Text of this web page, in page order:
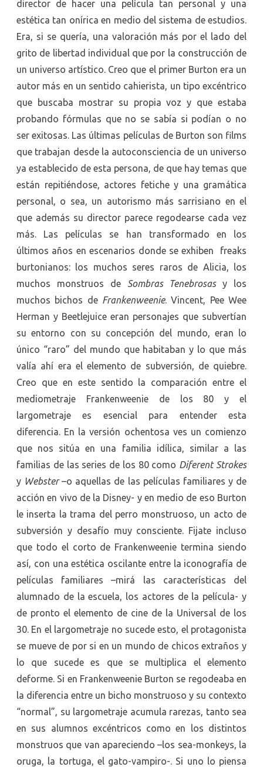
director de hacer una película tan personal y una
estética tan onírica en medio del sistema de estudios.
Era, si se quería, una valoración más por el lado del
grito de libertad individual que por la construcción de
un universo artístico. Creo que el primer Burton era un
autor más en un sentido cahierista, un tipo excéntrico
que buscaba mostrar su propia voz y que estaba
probando fórmulas que no se sabía si podían o no
ser exitosas. Las últimas películas de Burton son films
que trabajan desde la autoconsciencia de un universo
ya establecido de esta persona, de que hay temas que
están repitiéndose, actores fetiche y una gramática
personal, o sea, un autorismo más sarrisiano en el
que además su director parece regodearse cada vez
más. Las películas se han transformado en los
últimos años en escenarios donde se exhiben freaks
burtonianos: los muchos seres raros de Alicia, los
muchos monstruos de Sombras Tenebrosasy los
muchos bichos de Frankenweenie. Vincent, Pee Wee
Herman y Beetlejuice eran personajes que subvertían
su entorno con su concepción del mundo, eran lo
único “raro” del mundo que habitaban y lo que más
valía ahí era el elemento de subversión, de quiebre.
Creo que en este sentido la comparación entre el
mediometraje Frankenweenie de los 80 y el
largometraje es esencial para entender esta
diferencia. En la versión ochentosa ves un comienzo
que nos sitúa en una familia idílica, similar a las
familias de las series de los 80 como Diferent Strokes
y Webster–o aquellas de las películas familiares y de
acción en vivo de la Disney- y en medio de eso Burton
le inserta la trama del perro monstruoso, un acto de
subversión y desafío muy consciente. Fijate incluso
que todo el corto de Frankenweenie termina siendo
así, con una estética oscilante entre la iconografía de
películas familiares –mirá las características del
alumnado de la escuela, los actores de la película- y
de pronto el elemento de cine de la Universal de los
30. En el largometraje no sucede esto, el protagonista
se mueve de por si en un mundo de chicos extraños y
lo que sucede es que se multiplica el elemento
deforme. Si en Frankenweenie Burton se regodeaba en
la diferencia entre un bicho monstruoso y su contexto
“normal”, su largometraje acumula rarezas, tanto sea
en sus alumnos excéntricos como en los distintos
monstruos que van apareciendo –los sea-monkeys, la
oruga, la tortuga, el gato-vampiro-. Si uno lo piensa